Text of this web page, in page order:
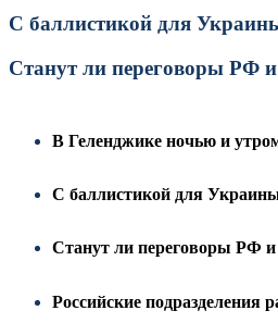
С баллистикой для
Станут ли переговоры РФ
В Геленджике ночью и
С баллистикой для
Станут ли переговоры РФ
Российские